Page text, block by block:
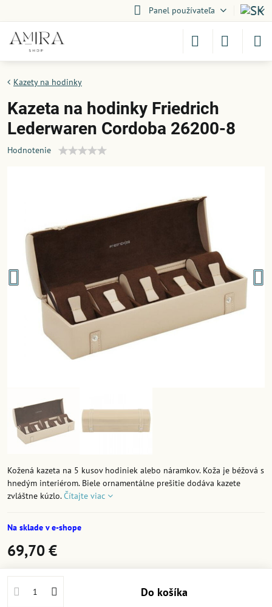
Panel používateľa
Kazety na hodinky
Kazeta na hodinky Friedrich
Lederwaren Cordoba 26200-8
Hodnotenie
Kožená kazeta na 5 kusov hodiniek alebo náramkov. Koža je béžová s
hnedým interiérom. Biele ornamentálne prešitie dodáva kazete
zvláštne kúzlo.Čítajte viac
Na sklade v e-shope
69,70 €
Do košíka